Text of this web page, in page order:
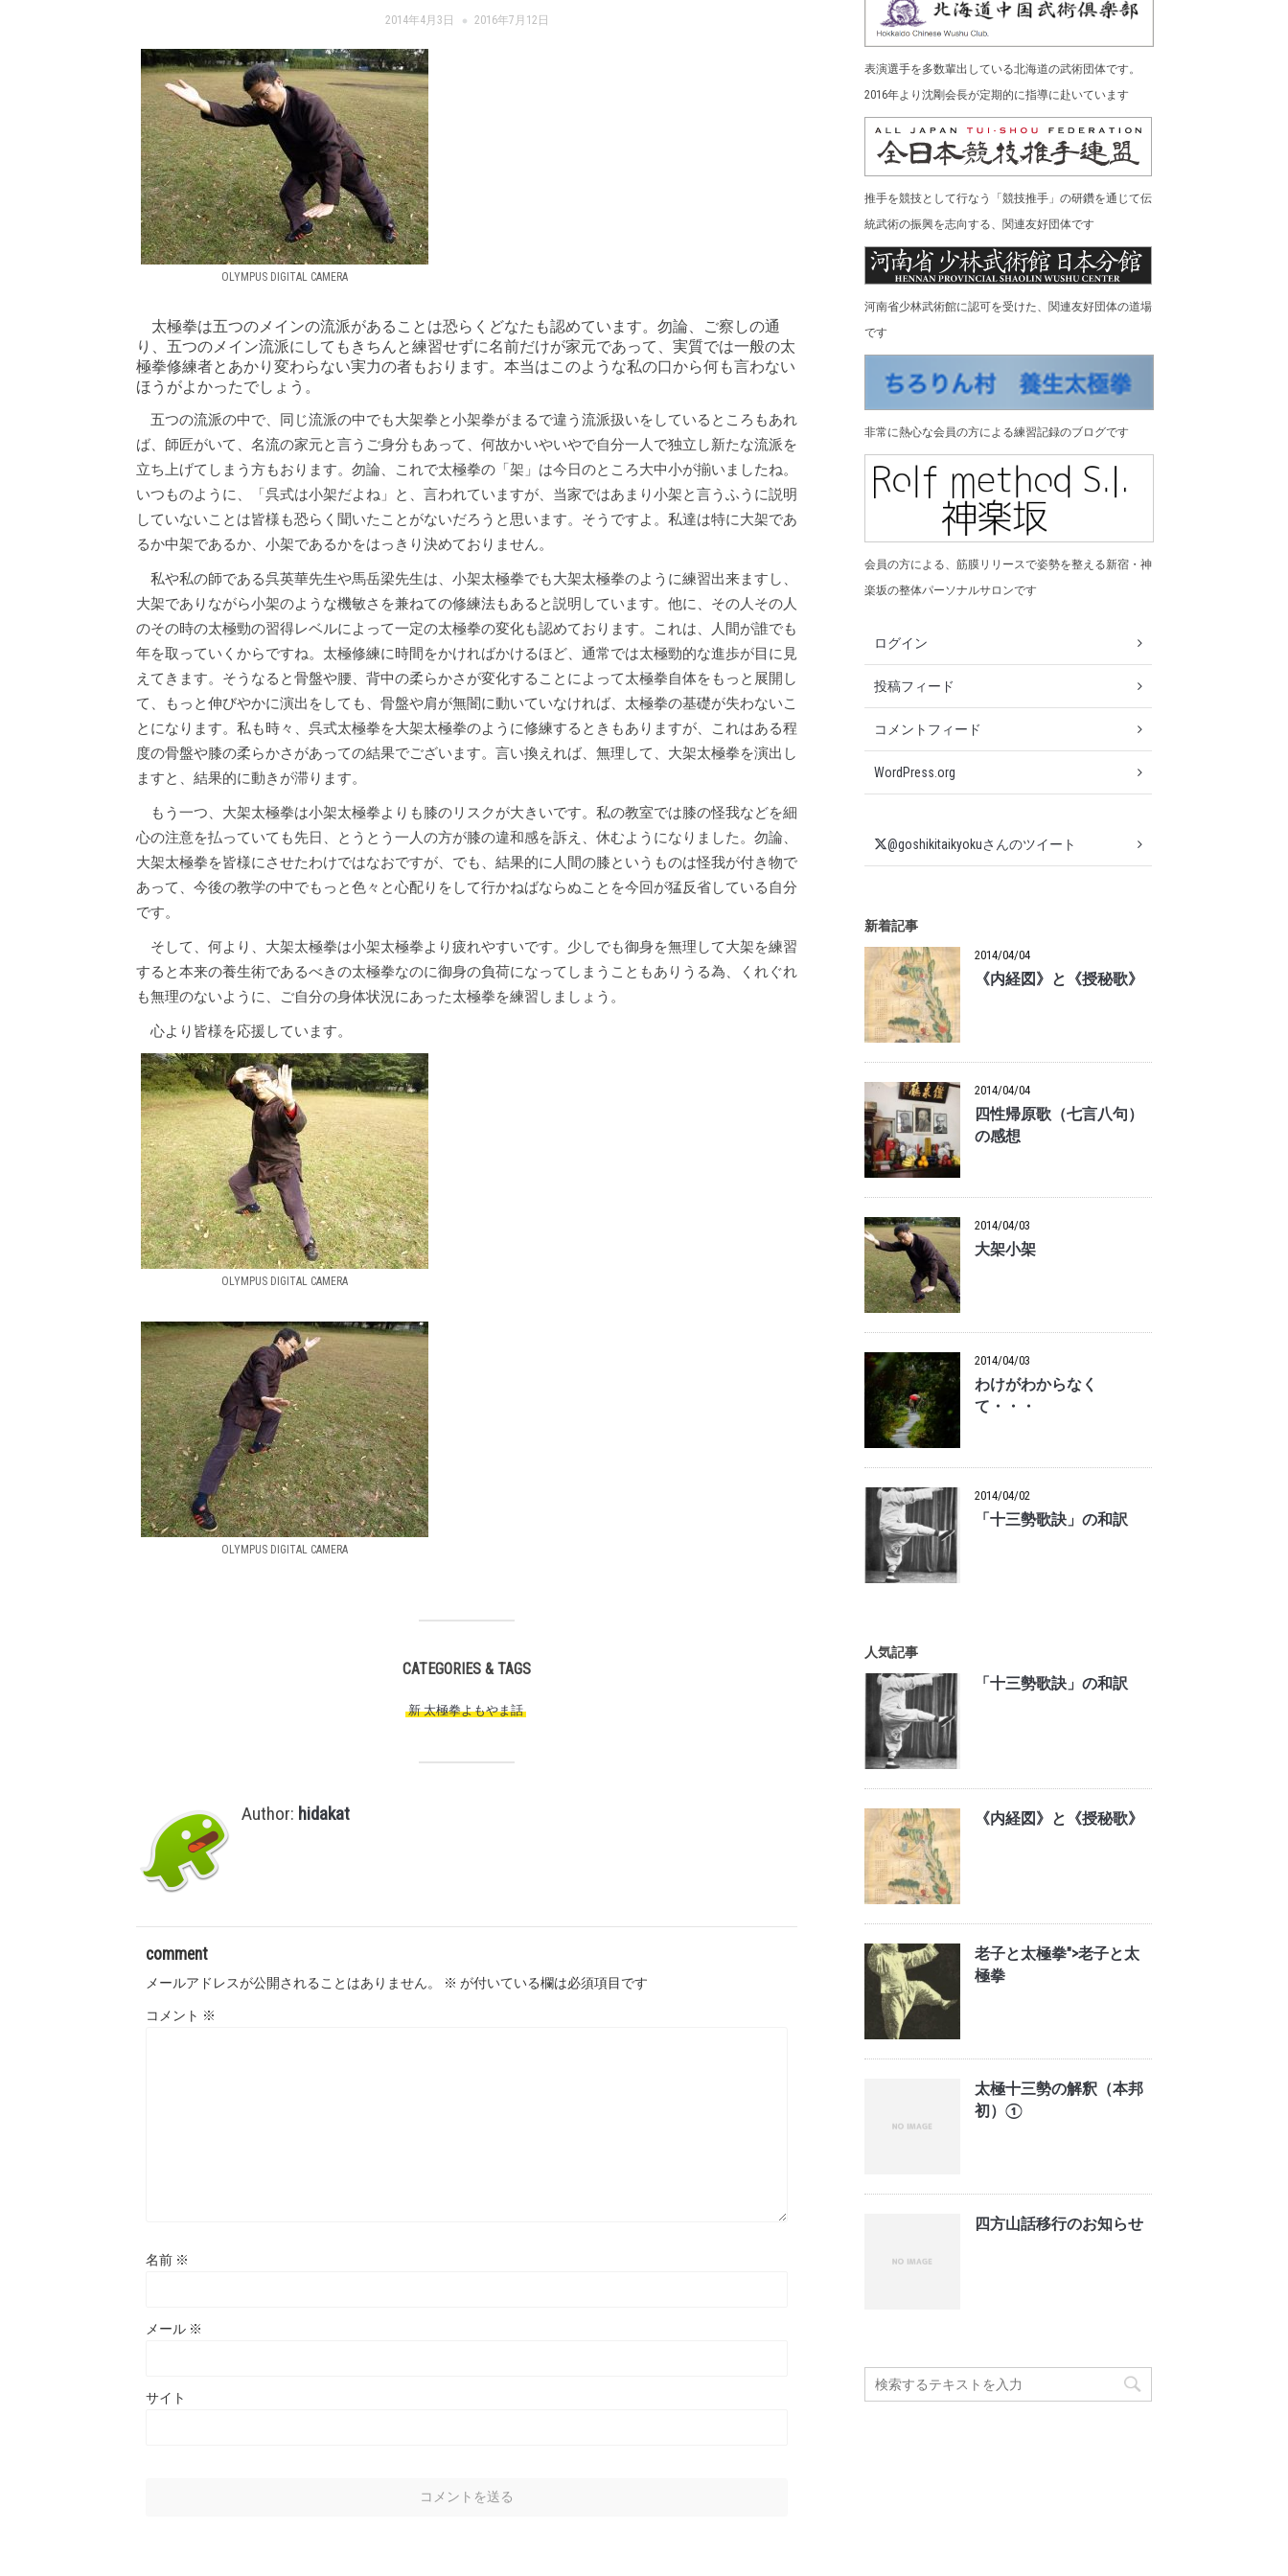
2014年4月3日 2016年7月12日
OLYMPUS DIGITAL CAMERA
太極拳は五つのメインの流派があることは恐らくどなたも認めています。勿論、ご察しの通
り、五つのメイン流派にしてもきちんと練習せずに名前だけが家元であって、実質では一般の太
極拳修練者とあかり変わらない実力の者もおります。本当はこのような私の口から何も言わない
ほうがよかったでしょう。
五つの流派の中で、同じ流派の中でも大架拳と小架拳がまるで違う流派扱いをしているところもあれ
ば、師匠がいて、名流の家元と言うご身分もあって、何故かいやいやで自分一人で独立し新たな流派を
立ち上げてしまう方もおります。勿論、これで太極拳の「架」は今日のところ大中小が揃いましたね。
いつものように、「呉式は小架だよね」と、言われていますが、当家ではあまり小架と言うふうに説明
していないことは皆様も恐らく聞いたことがないだろうと思います。そうですよ。私達は特に大架であ
るか中架であるか、小架であるかをはっきり決めておりません。
私や私の師である呉英華先生や馬岳梁先生は、小架太極拳でも大架太極拳のように練習出来ますし、
大架でありながら小架のような機敏さを兼ねての修練法もあると説明しています。他に、その人その人
のその時の太極勁の習得レベルによって一定の太極拳の変化も認めております。これは、人間が誰でも
年を取っていくからですね。太極修練に時間をかければかけるほど、通常では太極勁的な進歩が目に見
えてきます。そうなると骨盤や腰、背中の柔らかさが変化することによって太極拳自体をもっと展開し
て、もっと伸びやかに演出をしても、骨盤や肩が無闇に動いていなければ、太極拳の基礎が失わないこ
とになります。私も時々、呉式太極拳を大架太極拳のように修練するときもありますが、これはある程
度の骨盤や膝の柔らかさがあっての結果でございます。言い換えれば、無理して、大架太極拳を演出し
ますと、結果的に動きが滞ります。
もう一つ、大架太極拳は小架太極拳よりも膝のリスクが大きいです。私の教室では膝の怪我などを細
心の注意を払っていても先日、とうとう一人の方が膝の違和感を訴え、休むようになりました。勿論、
大架太極拳を皆様にさせたわけではなおですが、でも、結果的に人間の膝というものは怪我が付き物で
あって、今後の教学の中でもっと色々と心配りをして行かねばならぬことを今回が猛反省している自分
です。
そして、何より、大架太極拳は小架太極拳より疲れやすいです。少しでも御身を無理して大架を練習
すると本来の養生術であるべきの太極拳なのに御身の負荷になってしまうこともありうる為、くれぐれ
も無理のないように、ご自分の身体状況にあった太極拳を練習しましょう。
心より皆様を応援しています。
OLYMPUS DIGITAL CAMERA
OLYMPUS DIGITAL CAMERA
CATEGORIES & TAGS
新 太極拳よもやま話 ,
Author: hidakat
comment
メールアドレスが公開されることはありません。 ※ が付いている欄は必須項目です
コメント ※
名前 ※
メール ※
サイト
表演選手を多数輩出している北海道の武術団体です。
2016年より沈剛会長が定期的に指導に赴いています
推手を競技として行なう「競技推手」の研鑽を通じて伝
統武術の振興を志向する、関連友好団体です
河南省少林武術館に認可を受けた、関連友好団体の道場
です
非常に熱心な会員の方による練習記録のブログです
会員の方による、筋膜リリースで姿勢を整える新宿・神
楽坂の整体パーソナルサロンです
ログイン
投稿フィード
コメントフィード
WordPress.org
@goshikitaikyokuさんのツイート
新着記事
2014/04/04
《内経図》と《授秘歌》
2014/04/04
四性帰原歌（七言八句）
の感想
2014/04/03
大架小架
2014/04/03
わけがわからなく
て・・・
2014/04/02
「十三勢歌訣」の和訳
人気記事
「十三勢歌訣」の和訳
《内経図》と《授秘歌》
老子と太極拳">老子と太
極拳
太極十三勢の解釈（本邦
初）①
四方山話移行のお知らせ